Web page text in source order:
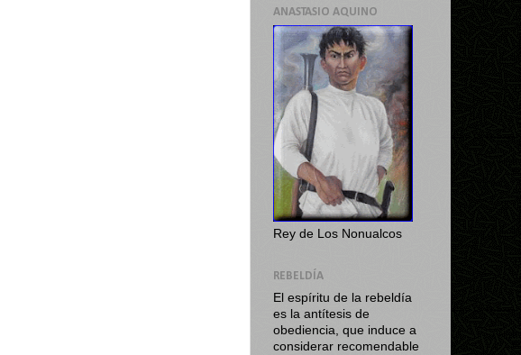
ANASTASIO AQUINO
Rey de Los Nonualcos
REBELDÍA
El espíritu de la rebeldía
es la antítesis de
obediencia, que induce a
considerar recomendable